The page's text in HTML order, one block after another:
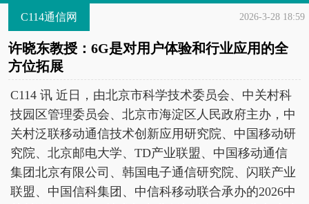
C114通信网 2026-3-28 18:59
许晓东教授：6G是对用户体验和行业应用的全
方位拓展
C114 讯 近日，由北京市科学技术委员会、中关村科
技园区管理委员会、北京市海淀区人民政府主办，中
关村泛联移动通信技术创新应用研究院、中国移动研
究院、北京邮电大学、TD产业联盟、中国移动通信
集团北京有限公司、韩国电子通信研究院、闪联产业
联盟、中国信科集团、中信科移动联合承办的2026中